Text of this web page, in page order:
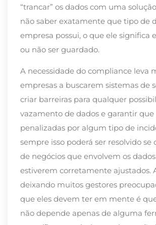
“trancar” os dados com uma
não saber exatamente que tipo de
empresa possui, o que ele significa
ou não ser guardado.
A necessidade do compliance leva
empresas a buscarem sistemas de
criar barreiras para qualquer
vazamento de dados e garantir que
penalizadas por algum tipo de
sempre isso poderá ser resolvido se
de negócios que envolvem os
estiverem corretamente ajustados.
deixando muitos gestores
que eles devem ter em mente é
não depende apenas de alguma